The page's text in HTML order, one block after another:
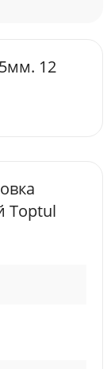
12
Toptul